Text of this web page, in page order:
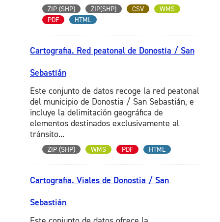
ZIP (SHP) ZIP(SHP) CSV
WMS
PDF
HTML
Cartografia. Red peatonal de Donostia / San
Sebastián
Este conjunto de datos recoge la red peatonal
del municipio de Donostia / San Sebastián, e
incluye la delimitación geográfica de
elementos destinados exclusivamente al
tránsito...
ZIP (SHP) WMS PDF HTML
Cartografia. Viales de Donostia / San
Sebastián